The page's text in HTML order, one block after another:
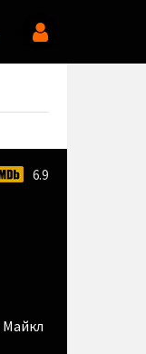
6.9
Майкл